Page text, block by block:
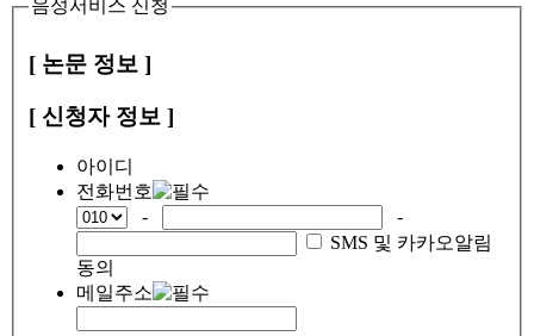
음성서비스 신청
[ 논문 정보 ]
[ 신청자 정보 ]
아이디
전화번호
-
-
SMS 및 카카오알림
동의
메일주소